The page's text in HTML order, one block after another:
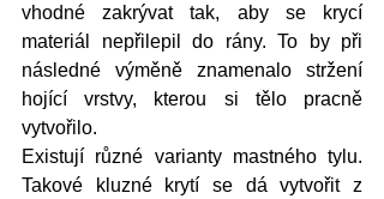
vhodné zakrývat tak, aby se krycí
materiál nepřilepil do rány. To by při
následné výměně znamenalo stržení
hojící vrstvy, kterou si tělo pracně
vytvořilo.
Existují různé varianty mastného tylu.
Takové kluzné krytí se dá vytvořit z